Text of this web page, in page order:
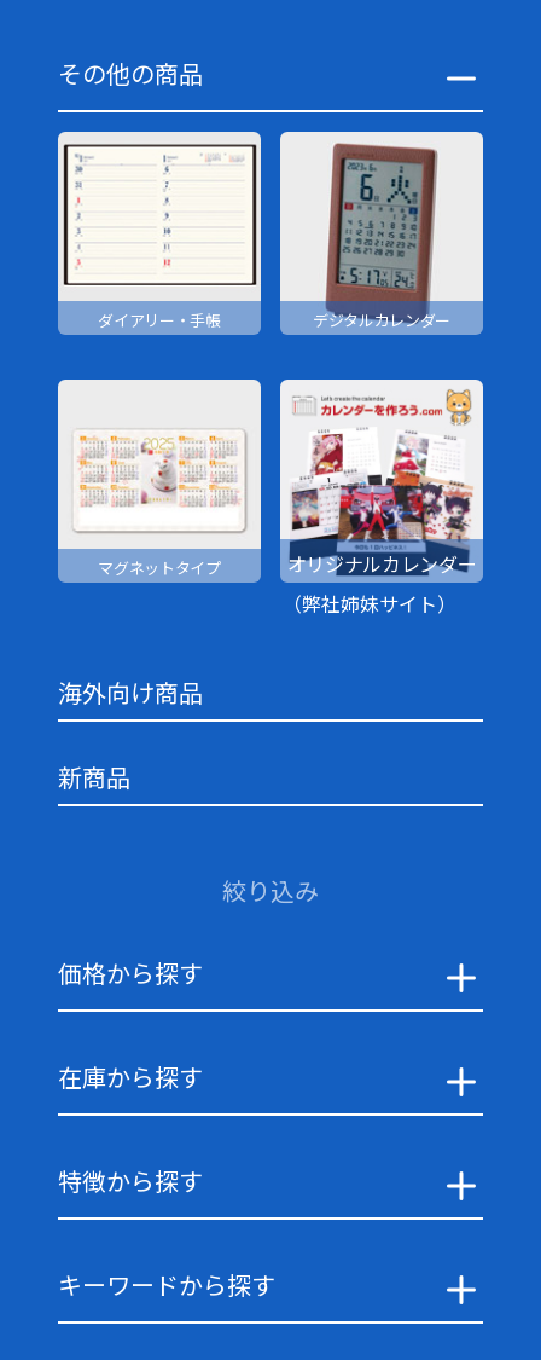
その他の商品
ダイアリー・手帳 デジタルカレンダー
マグネットタイプ
オリジナルカレンダー
（弊社姉妹サイト）
海外向け商品
新商品
絞り込み
価格から探す
在庫から探す
特徴から探す
キーワードから探す